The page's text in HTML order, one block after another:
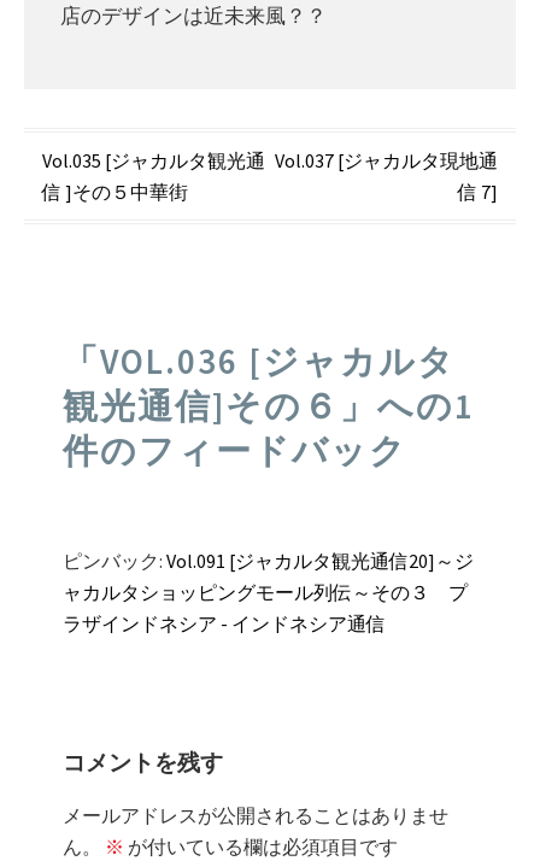
店のデザインは近未来風？？
投
稿
ー
シ
ョ
Vol.035 [ジャカルタ観光通
信 ]その５中華街
Vol.037 [ジャカルタ現地通
信 7]
「VOL.036 [ジャカルタ
観光通信]その６ 」への1
件のフィードバック
ピンバック: Vol.091 [ジャカルタ観光通信20]～ジ
ャカルタショッピングモール列伝～その３ プ
ラザインドネシア - インドネシア通信
コメントを残す
メールアドレスが公開されることはありませ
ん。
※ が付いている欄は必須項目です